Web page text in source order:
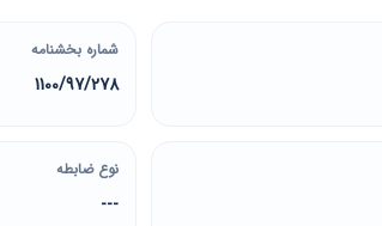
شماره بخشنامه
1100/97/278
نوع ضابطه
---